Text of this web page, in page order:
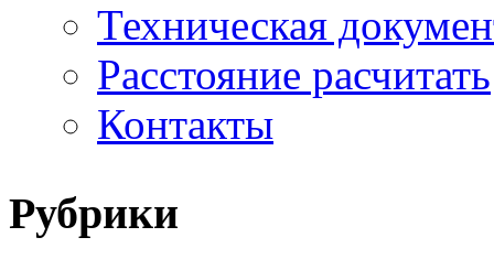
Техническая
Расстояние расчитать
Контакты
Рубрики